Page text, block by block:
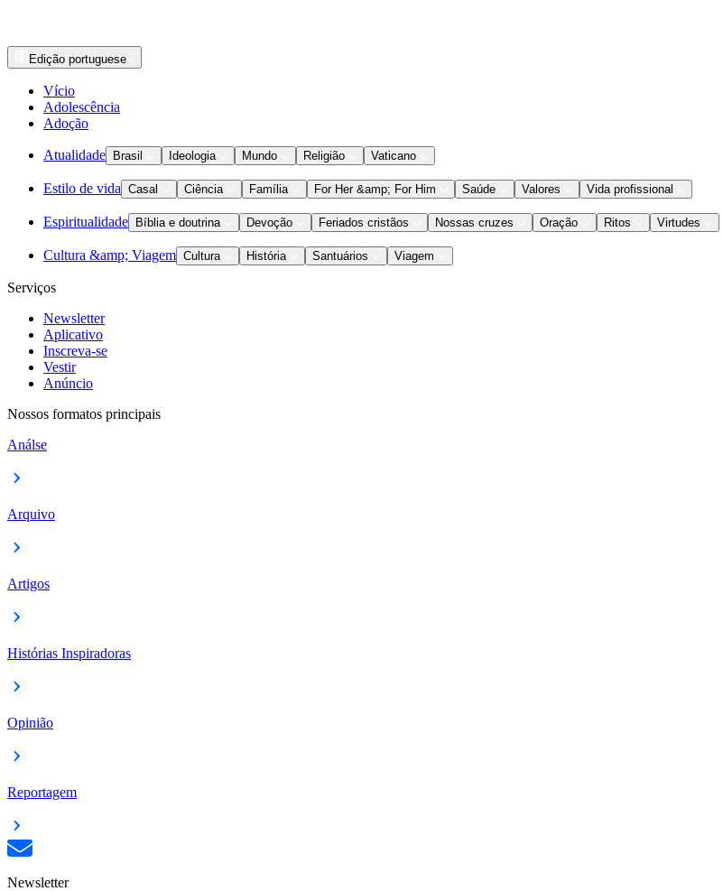
Edição portuguese
Vício
Adolescência
Adoção
Atualidade Brasil Ideologia Mundo Religião Vaticano
Estilo de vida Casal Ciência Família For Her &amp; For Him Saúde Valores Vida profissional
Espiritualidade Bíblia e doutrina Devoção Feriados cristãos Nossas cruzes Oração Ritos Virtudes
Cultura &amp; Viagem Cultura História Santuários Viagem
Serviços
Newsletter
Aplicativo
Inscreva-se
Vestir
Anúncio
Nossos formatos principais
Análse
Arquivo
Artigos
Histórias Inspiradoras
Opinião
Reportagem
Newsletter